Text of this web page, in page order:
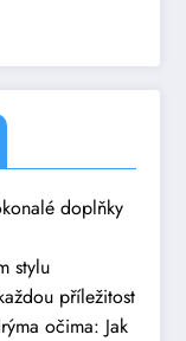
doplňky
stylu
příležitost
očima: Jak